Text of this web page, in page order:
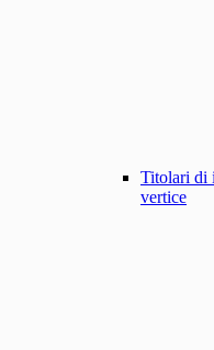
Titolari di
vertice